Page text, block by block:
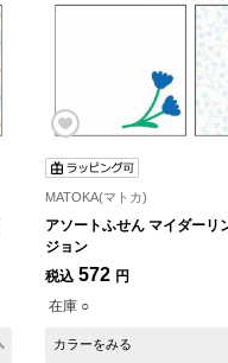
MATOKA(マトカ)
アソートふせん マイダーリ
ジョン
税込 572 円
在庫 ○
カラーをみる